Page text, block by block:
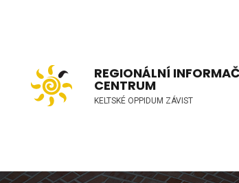
REGIONÁLNÍ
CENTRUM
KELTSKÉ OPPIDUM ZÁVIST